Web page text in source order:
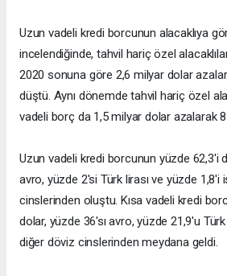
Uzun vadeli kredi borcunun alacaklıya
incelendiğinde, tahvil hariç özel
2020 sonuna göre 2,6 milyar dolar
düştü. Aynı dönemde tahvil hariç özel
vadeli borç da 1,5 milyar dolar azalarak
Uzun vadeli kredi borcunun yüzde 62,3'i
avro, yüzde 2'si Türk lirası ve yüzde 1,8'i
cinslerinden oluştu. Kısa vadeli kredi
dolar, yüzde 36'sı avro, yüzde 21,9'u
diğer döviz cinslerinden meydana geldi.